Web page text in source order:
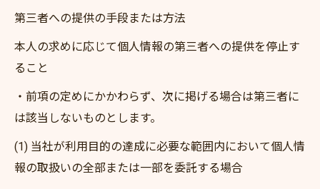
第三者への提供の手段または方法
本人の求めに応じて個人情報の第三者への提供を停止す
ること
・前項の定めにかかわらず、次に掲げる場合は第三者に
は該当しないものとします。
(1) 当社が利用目的の達成に必要な範囲内において個人情
報の取扱いの全部または一部を委託する場合